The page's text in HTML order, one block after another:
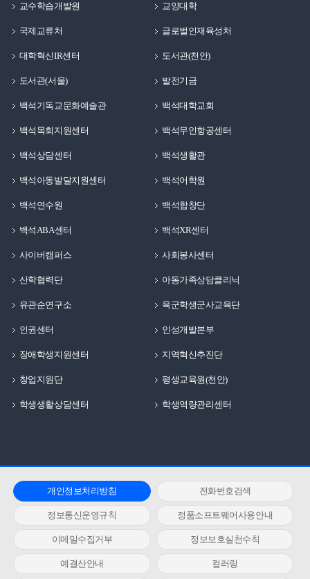
교수학습개발원 교양대학
국제교류처 글로벌인재육성처
대학혁신IR센터 도서관(천안)
도서관(서울) 발전기금
백석기독교문화예술관 백석대학교회
백석목회지원센터 백석무인항공센터
백석상담센터 백석생활관
백석아동발달지원센터 백석어학원
백석연수원 백석합창단
백석ABA센터 백석XR센터
사이버캠퍼스 사회봉사센터
산학협력단 아동가족상담클리닉
유관순연구소 육군학생군사교육단
인권센터 인성개발본부
장애학생지원센터 지역혁신추진단
창업지원단 평생교육원(천안)
학생생활상담센터 학생역량관리센터
개인정보처리방침 전화번호검색
정보통신운영규칙 정품소프트웨어사용안내
이메일수집거부 정보보호실천수칙
예결산안내 컬러링